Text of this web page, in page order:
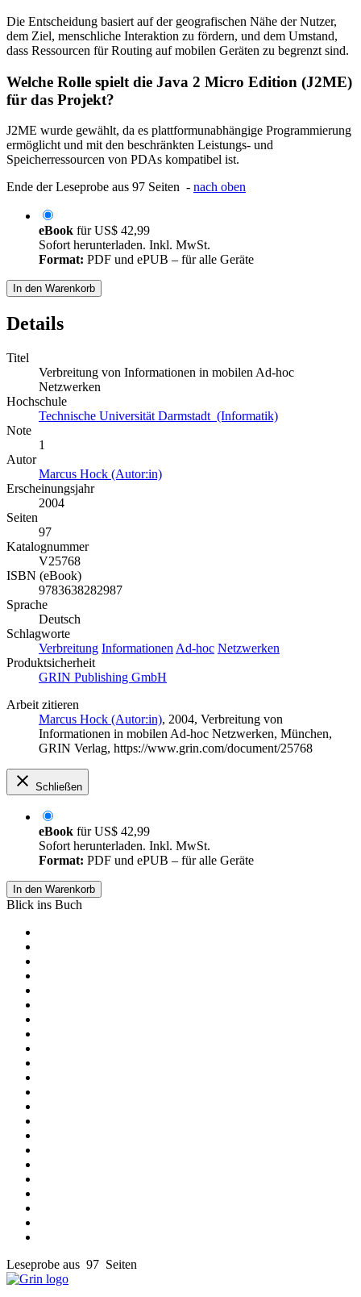
Die Entscheidung basiert auf der geografischen Nähe der Nutzer,
dem Ziel, menschliche Interaktion zu fördern, und dem Umstand,
dass Ressourcen für Routing auf mobilen Geräten zu begrenzt sind.
Welche Rolle spielt die Java 2 Micro Edition (J2ME)
für das Projekt?
J2ME wurde gewählt, da es plattformunabhängige Programmierung
ermöglicht und mit den beschränkten Leistungs- und
Speicherressourcen von PDAs kompatibel ist.
Ende der Leseprobe aus 97 Seiten - nach oben
eBook fürUS$ 42,99
Sofort herunterladen. Inkl. MwSt.
Format: PDF und ePUB – für alle Geräte
In den Warenkorb
Details
Titel
Verbreitung von Informationen in mobilen Ad-hoc
Netzwerken
Hochschule
Technische Universität Darmstadt (Informatik)
Note
1
Autor
Marcus Hock (Autor:in)
Erscheinungsjahr
2004
Seiten
97
Katalognummer
V25768
ISBN (eBook)
9783638282987
Sprache
Deutsch
Schlagworte
Verbreitung Informationen Ad-hoc Netzwerken
Produktsicherheit
GRIN Publishing GmbH
Arbeit zitieren
Marcus Hock (Autor:in), 2004, Verbreitung von
Informationen in mobilen Ad-hoc Netzwerken, München,
GRIN Verlag, https://www.grin.com/document/25768
Schließen
eBook fürUS$ 42,99
Sofort herunterladen. Inkl. MwSt.
Format: PDF und ePUB – für alle Geräte
In den Warenkorb
Blick ins Buch
Leseprobe aus 97 Seiten